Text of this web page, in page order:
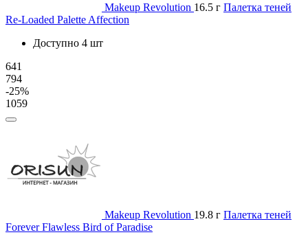
Makeup Revolution 16.5 г Палетка теней
Re-Loaded Palette Affection
Доступно 4 шт
641
794
-25%
1059
Makeup Revolution 19.8 г Палетка теней
Forever Flawless Bird of Paradise